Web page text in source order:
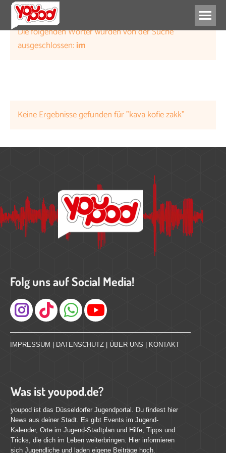
Die folgenden Wörter wurden von der Suche
ausgeschlossen:im
Keine Ergebnisse gefunden für "kava kofie zakk"
Folg uns auf Social Media!
Instagram
IMPRESSUM | DATENSCHUTZ | ÜBER UNS | KONTAKT
Was ist youpod.de?
youpod ist das Düsseldorfer Jugendportal. Du findest hier
News aus deiner Stadt. Es gibt Events im Jugend-
Kalender, Orte im Jugend-Stadtplan und Hilfe, Tipps und
Tricks, die dich im Leben weiterbringen. Hier informieren
sich Jugendliche und laden eigene Beiträge hoch.